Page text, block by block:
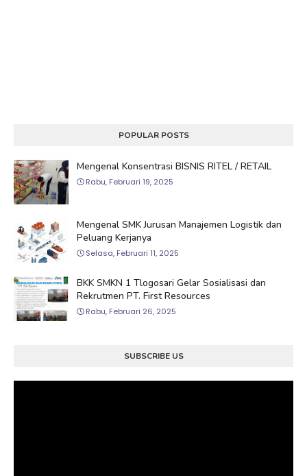
POPULAR POSTS
Mengenal Konsentrasi BISNIS RITEL / RETAIL
Rabu, Februari 19, 2025
Mengenal SMK Jurusan Manajemen Logistik dan
Peluang Kerjanya
Selasa, Februari 11, 2025
BKK SMKN 1 Tlogosari Gelar Sosialisasi dan
Rekrutmen PT. First Resources
Rabu, Februari 26, 2025
SUBSCRIBE US